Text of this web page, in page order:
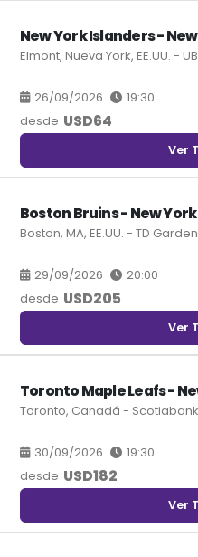
New York Islanders -
Elmont, Nueva York, EE.UU. -
26/09/2026
19:30
desde USD64
Ver
Boston Bruins - New
Boston, MA, EE.UU. - TD Garden
29/09/2026
20:00
desde USD205
Ver
Toronto Maple Leafs -
Toronto, Canadá -
30/09/2026
19:30
desde USD182
Ver